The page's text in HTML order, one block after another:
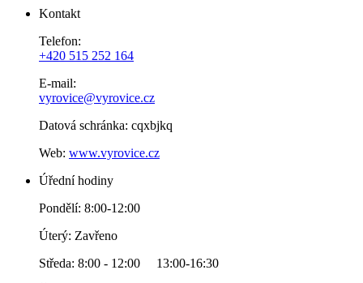
Kontakt
Telefon:
+420 515 252 164
E-mail:
vyrovice@vyrovice.cz
Datová schránka: cqxbjkq
Web: www.vyrovice.cz
Úřední hodiny
Pondělí: 8:00-12:00
Úterý: Zavřeno
Středa: 8:00 - 12:00 13:00-16:30